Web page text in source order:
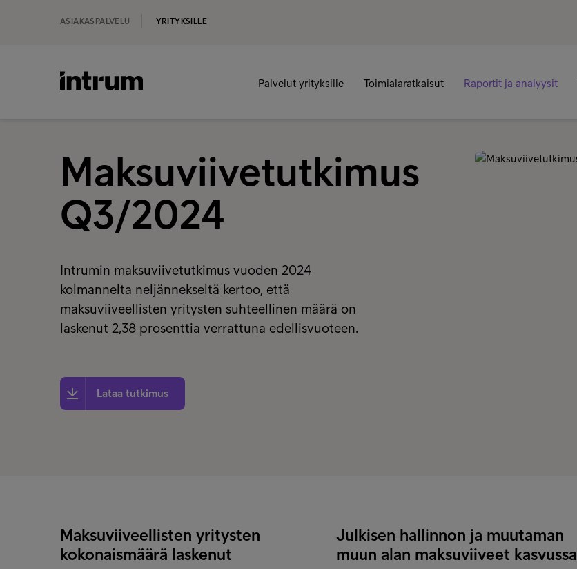
ASIAKASPALVELU YRITYKSILLE
Palvelut yrityksille Toimialaratkaisut Raportit ja analyysit
Maksuviivetutkimus
Q3/2024
Intrumin maksuviivetutkimus vuoden 2024
kolmannelta neljännekseltä kertoo, että
maksuviiveellisten yritysten suhteellinen määrä on
laskenut 2,38 prosenttia verrattuna edellisvuoteen.
Lataa tutkimus
Maksuviiveellisten yritysten
kokonaismäärä laskenut
Julkisen hallinnon ja muutaman
muun alan maksuviiveet kasvussa